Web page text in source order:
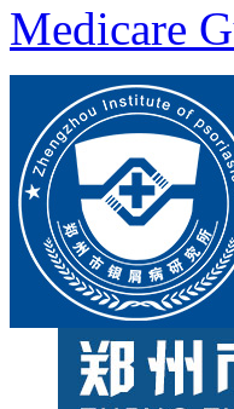
Medicare